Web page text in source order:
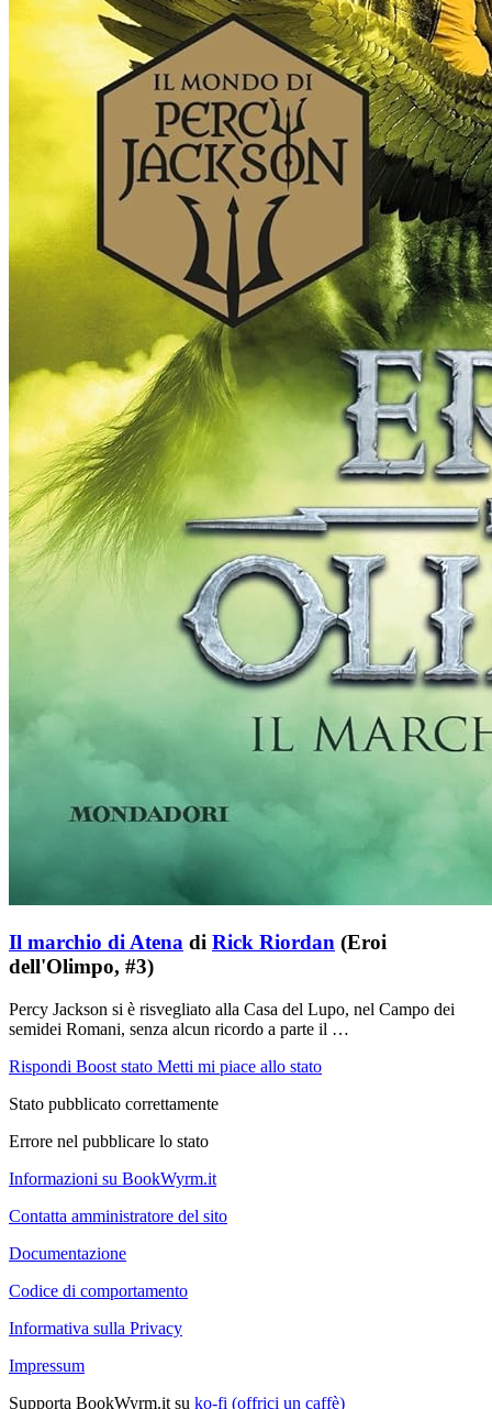
Il marchio di Atena di Rick Riordan (Eroi
dell'Olimpo, #3)
Percy Jackson si è risvegliato alla Casa del Lupo, nel Campo dei
semidei Romani, senza alcun ricordo a parte il …
Rispondi Boost stato Metti mi piace allo stato
Stato pubblicato correttamente
Errore nel pubblicare lo stato
Informazioni su BookWyrm.it
Contatta amministratore del sito
Documentazione
Codice di comportamento
Informativa sulla Privacy
Impressum
Supporta BookWyrm.it su ko-fi (offrici un caffè)